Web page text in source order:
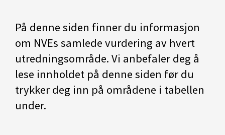
På denne siden finner du informasjon
om NVEs samlede vurdering av hvert
utredningsområde. Vi anbefaler deg å
lese innholdet på denne siden før du
trykker deg inn på områdene i tabellen
under.